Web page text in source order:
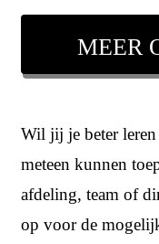
MEER
Wil jij je beter
meteen kunnen
afdeling, team of
op voor de